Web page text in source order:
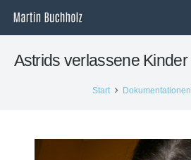
Astrids verlassene Kinder
Start Dokumentationen